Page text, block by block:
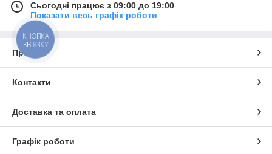
Сьогодні працює з 09:00 до 19:00
Показати весь графік роботи
Про нас
Контакти
Доставка та оплата
Графік роботи
КНОПКА
ЗВ'ЯЗКУ